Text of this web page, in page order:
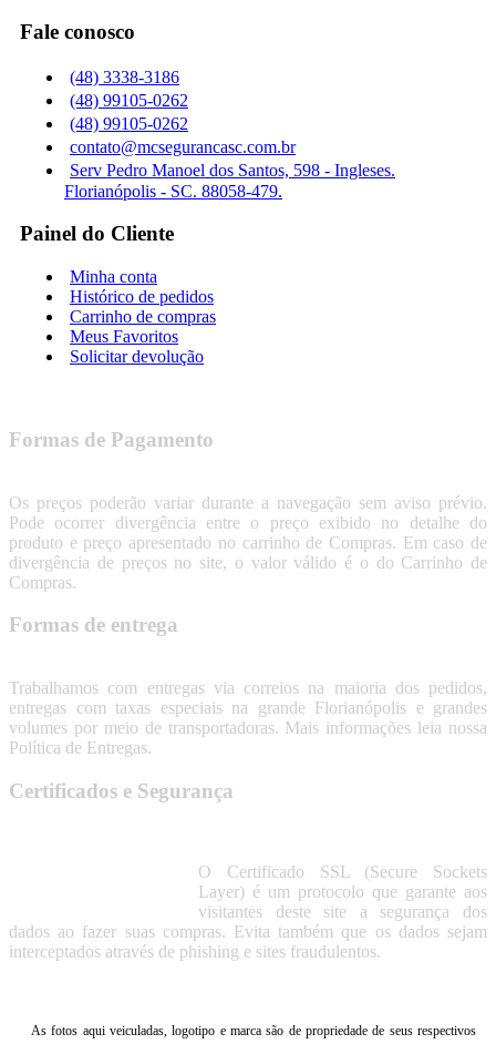
Fale conosco
(48) 3338-3186
(48) 99105-0262
(48) 99105-0262
contato@mcsegurancasc.com.br
Serv Pedro Manoel dos Santos, 598 - Ingleses.
Florianópolis - SC. 88058-479.
Painel do Cliente
Minha conta
Histórico de pedidos
Carrinho de compras
Meus Favoritos
Solicitar devolução
Formas de Pagamento
Os preços poderão variar durante a navegação sem aviso prévio.
Pode ocorrer divergência entre o preço exibido no detalhe do
produto e preço apresentado no carrinho de Compras. Em caso de
divergência de preços no site, o valor válido é o do Carrinho de
Compras.
Formas de entrega
Trabalhamos com entregas via correios na maioria dos pedidos,
entregas com taxas especiais na grande Florianópolis e grandes
volumes por meio de transportadoras. Mais informações leia nossa
Política de Entregas.
Certificados e Segurança
O Certificado SSL (Secure Sockets
Layer) é um protocolo que garante aos
visitantes deste site a segurança dos
dados ao fazer suas compras. Evita também que os dados sejam
interceptados através de phishing e sites fraudulentos.
As fotos aqui veiculadas, logotipo e marca são de propriedade de seus respectivos